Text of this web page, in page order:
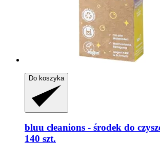
Do koszyka
bluu cleanions -​ środek do
140 szt.